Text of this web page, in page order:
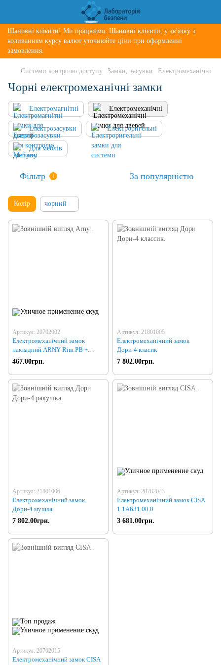
Шановні клієнти! Ми працюємо. Шановні клієнти, у зв'язку з
коливанням курсу валют уточнюйте ціни при оформленні
замовлення.
Системи контролю доступу Замки, засувки Електромеханічні
Чорні електромеханічні замки
Електромагнітні Електромеханічні
Електрозасувки Електроригельні
Для меблів
Фільтр 1 За популярністю
Колір чорний
Артикул: 20702002
Електромеханічний замок
накладний ARNY Rim PB +
гнучкий перехід в подарунок!
467.00грн.
Артикул: 21801005
Електромеханічний замок
Дори-4 класик
7 802.00грн.
Артикул: 21801006
Електромеханічний замок
Дори-4 мушля
7 802.00грн.
Артикул: 20702043
Електромеханічний замок CISA
1.1А631.00.0
3 681.00грн.
Артикул: 20702015
Електромеханічний замок CISA